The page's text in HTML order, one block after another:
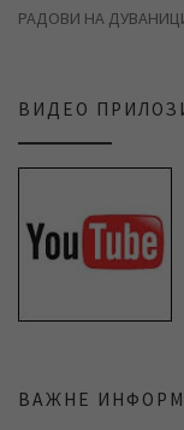
РАДОВИ НА
ВИДЕО
ВАЖНЕ